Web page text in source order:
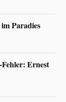
Paradies
Ernest